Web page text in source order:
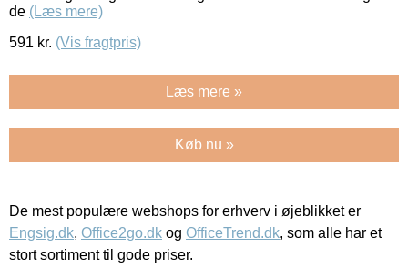
de (Læs mere)
591 kr. (Vis fragtpris)
Læs mere »
Køb nu »
De mest populære webshops for erhverv i øjeblikket er
Engsig.dk, Office2go.dk og OfficeTrend.dk, som alle har et
stort sortiment til gode priser.